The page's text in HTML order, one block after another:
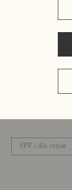
Foråret kalder på
rutine.
SPF i din rutine